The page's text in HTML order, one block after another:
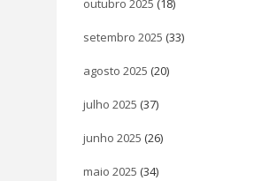
outubro 2025 (18)
setembro 2025 (33)
agosto 2025 (20)
julho 2025 (37)
junho 2025 (26)
maio 2025 (34)